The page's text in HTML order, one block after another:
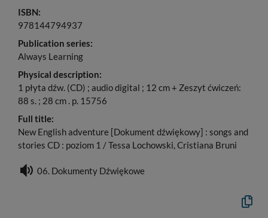
ISBN:
978144794937
Publication series:
Always Learning
Physical description:
1 płyta dźw. (CD) ; audio digital ; 12 cm + Zeszyt ćwiczeń:
88 s. ; 28 cm . p. 15756
Full title:
New English adventure [Dokument dźwiękowy] : songs and
stories CD : poziom 1 / Tessa Lochowski, Cristiana Bruni
06. Dokumenty Dźwiękowe
Copy